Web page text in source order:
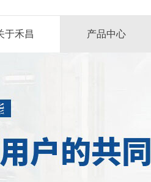
于禾昌 产品中心